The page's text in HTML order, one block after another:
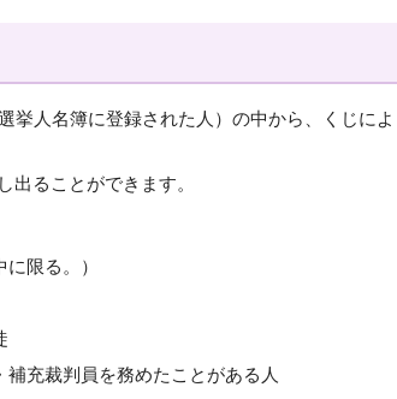
挙人名簿に登録された人）の中から、くじによ
出ることができます。
限る。）
充裁判員を務めたことがある人